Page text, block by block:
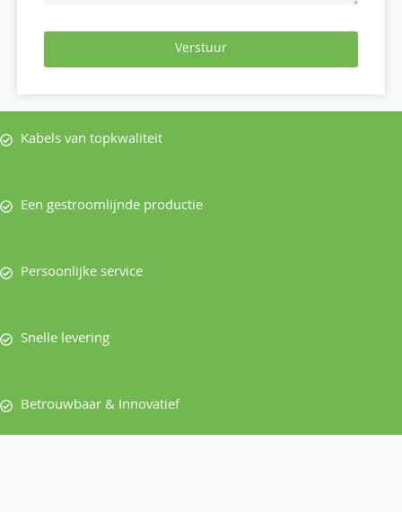
Verstuur
Kabels van topkwaliteit
Een gestroomlijnde productie
Persoonlijke service
Snelle levering
Betrouwbaar & Innovatief